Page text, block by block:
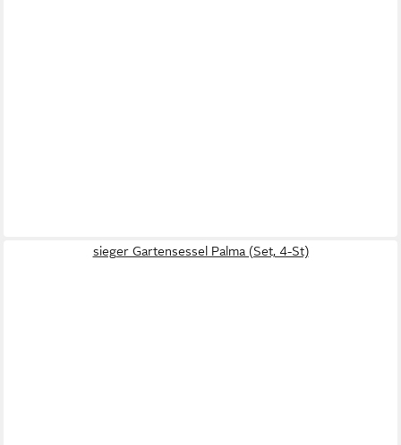
sieger Gartensessel Palma (Set, 4-St)